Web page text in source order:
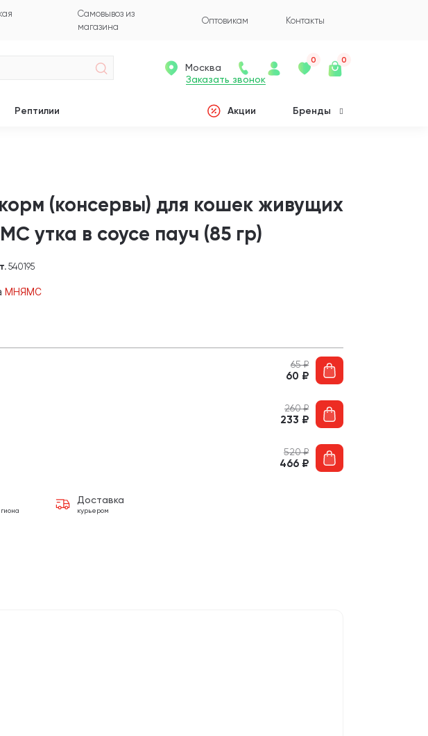
Самовывоз из
магазина
Оптовикам Контакты
Заказать звонок
Москва
0 0
Рептилии Акции Бренды
(консервы) для кошек живущих
утка в соусе пауч (85 гр)
540195
МНЯМС
65₽
60 ₽
260₽
233 ₽
520₽
466 ₽
Доставка
курьером